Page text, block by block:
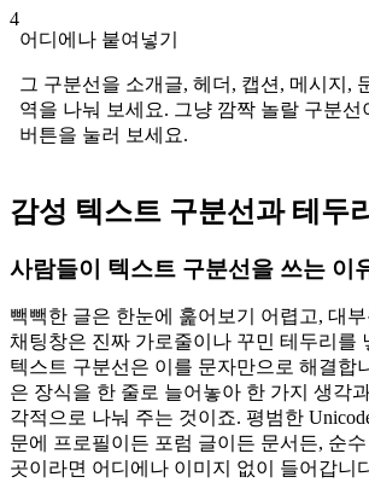
4
어디에나 붙여넣기
그 구분선을 소개글, 헤더, 캡션, 메시지,
역을 나눠 보세요. 그냥 깜짝 놀랄 구분선
버튼을 눌러 보세요.
감성 텍스트 구분선과 테두
사람들이 텍스트 구분선을 쓰는 이
빽빽한 글은 한눈에 훑어보기 어렵고, 대부
채팅창은 진짜 가로줄이나 꾸민 테두리를
텍스트 구분선은 이를 문자만으로 해결합
은 장식을 한 줄로 늘어놓아 한 가지 생각
각적으로 나눠 주는 것이죠. 평범한
문에 프로필이든 포럼 글이든 문서든, 순
곳이라면 어디에나 이미지 없이 들어갑니